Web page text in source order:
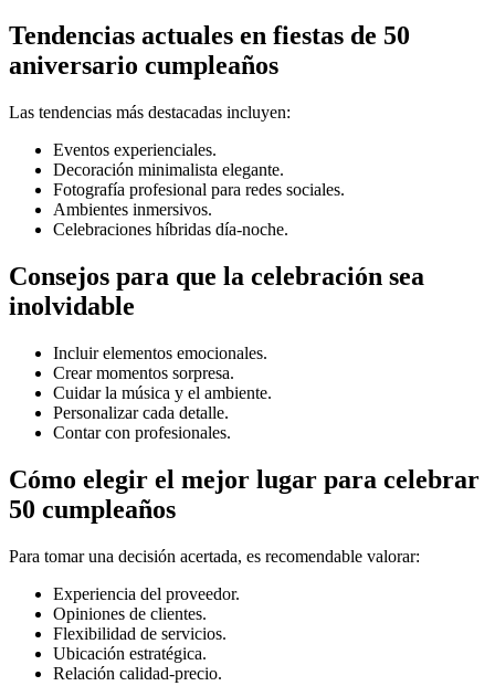
Tendencias actuales en fiestas de 50
aniversario cumpleaños
Las tendencias más destacadas incluyen:
Eventos experienciales.
Decoración minimalista elegante.
Fotografía profesional para redes sociales.
Ambientes inmersivos.
Celebraciones híbridas día-noche.
Consejos para que la celebración sea
inolvidable
Incluir elementos emocionales.
Crear momentos sorpresa.
Cuidar la música y el ambiente.
Personalizar cada detalle.
Contar con profesionales.
Cómo elegir el mejor lugar para celebrar
50 cumpleaños
Para tomar una decisión acertada, es recomendable valorar:
Experiencia del proveedor.
Opiniones de clientes.
Flexibilidad de servicios.
Ubicación estratégica.
Relación calidad-precio.